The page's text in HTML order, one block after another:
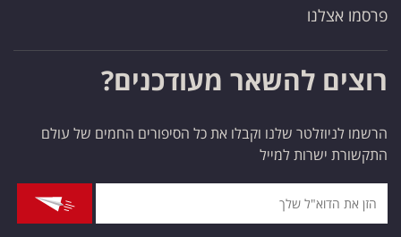
פרסמו אצלנו
רוצים להשאר מעודכנים?
הרשמו לניוזלטר שלנו וקבלו את כל הסיפורים החמים של עולם
התקשורת ישרות למייל